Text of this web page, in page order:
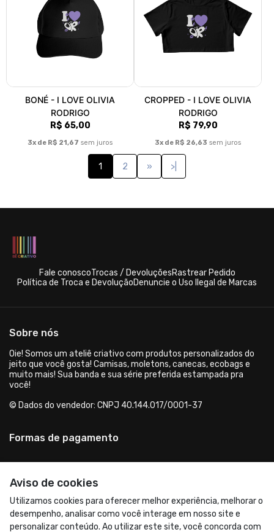
BONÉ - I LOVE OLIVIA
RODRIGO
R$ 65,00
3x de R$ 21,67 sem juros
CROPPED - I LOVE OLIVIA
RODRIGO
R$ 79,90
3x de R$ 26,63 sem juros
1 2 » >|
Aviso de cookies
Utilizamos cookies para oferecer melhor experiência, melhorar o
desempenho, analisar como você interage em nosso site e
personalizar conteúdo. Ao utilizar este site, você concorda com
Fale conoscoTrocas / DevoluçõesRastrear Pedido
Política de Troca e DevoluçãoDenuncie o Uso Ilegal de Marcas
Sobre nós
Oie! Somos um ateliê criativo com produtos personalizados do
jeito que você gosta! Camisas, moletons, canecas, ecobags e
muito mais! Sua banda e sua série preferida estampada pra
você!
© Dados do vendedor: CNPJ 40.144.017/0001-37
Formas de pagamento